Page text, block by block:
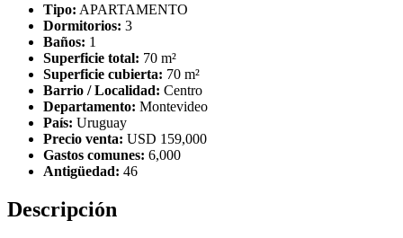
Tipo: APARTAMENTO
Dormitorios: 3
Baños: 1
Superficie total: 70 m²
Superficie cubierta: 70 m²
Barrio / Localidad: Centro
Departamento: Montevideo
País: Uruguay
Precio venta: USD 159,000
Gastos comunes: 6,000
Antigüedad: 46
Descripción